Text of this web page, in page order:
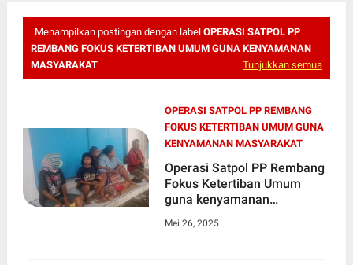
Menampilkan postingan dengan label OPERASI SATPOL PP
REMBANG FOKUS KETERTIBAN UMUM GUNA KENYAMANAN
MASYARAKAT
Tunjukkan semua
OPERASI SATPOL PP REMBANG
FOKUS KETERTIBAN UMUM GUNA
KENYAMANAN MASYARAKAT
Operasi Satpol PP Rembang
Fokus Ketertiban Umum
guna kenyamanan
Mei 26, 2025